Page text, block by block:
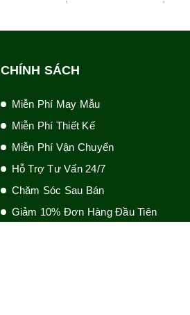
CHÍNH SÁCH
Miễn Phí May Mẫu
Miễn Phí Thiết Kế
Miễn Phí Vận Chuyển
Hỗ Trợ Tư Vấn 24/7
Chăm Sóc Sau Bán
Giảm 10% Đơn Hàng Đầu Tiên